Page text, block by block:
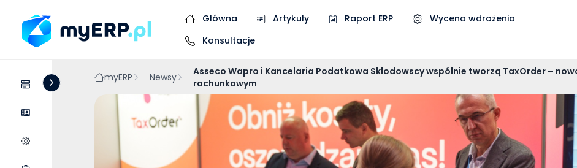
Główna Artykuły Raport ERP
Wycena wdrożenia
Konsultacje
Systemy
myERP Newsy
Asseco Wapro i Kancelaria Podatkowa Skłodowscy wspólnie tworzą TaxOrder –
rachunkowym